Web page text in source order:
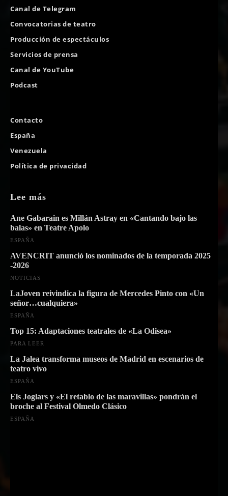
Canal de Telegram
Convocatorias de teatro
Producción de espectáculos
Servicios de prensa
Canal de YouTube
Podcast
Contacto
España
Venezuela
Política de privacidad
Lee más
Ane Gabarain es Millán Astray en «Cantando bajo las
balas» en Teatre Apolo
ESPAÑA
AVENCRIT anunció los nominados de la temporada 2025
-2026
NOTICIAS
LaJoven reivindica la figura de Mercedes Pinto con «Un
señor…cualquiera»
ESPAÑA
Top 15: Adaptaciones teatrales de «La Odisea»
PARA LEER
La Jalea transforma museos de Madrid en escenarios de
teatro vivo
ESPAÑA
Els Joglars y «El retablo de las maravillas» pondrán el
broche al Festival Olmedo Clásico
ESPAÑA